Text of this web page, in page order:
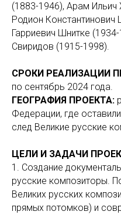
(1883-1946), Арам Ильич
Родион
Гарриевич Шнитке
Свиридов (1915-1998).
СРОКИ РЕАЛИЗАЦИИ
по сентябрь 2024 года.
ГЕОГРАФИЯ ПРОЕКТА:
Федерации, где
след Великие русские
ЦЕЛИ И ЗАДАЧИ
1. Создание
русские композиторы.
Великих русских
прямых потомков) и